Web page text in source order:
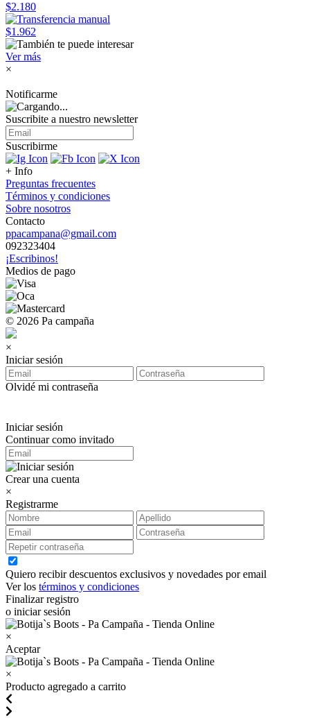
$2.180
$1.962
Ver más
×
Notificarme
Suscribite a nuestro newsletter
Suscribirme
+ Info
Preguntas frecuentes
Términos y condiciones
Sobre nosotros
Contacto
ppacampana@gmail.com
092323404
¡Escribinos!
Medios de pago
© 2026 Pa campaña
×
Iniciar sesión
Olvidé mi contraseña
Iniciar sesión
Continuar como invitado
Crear una cuenta
×
Registrarme
Quiero recibir descuentos exclusivos y novedades por email
Ver los términos y condiciones
Finalizar registro
o iniciar sesión
×
Aceptar
×
Producto agregado a carrito